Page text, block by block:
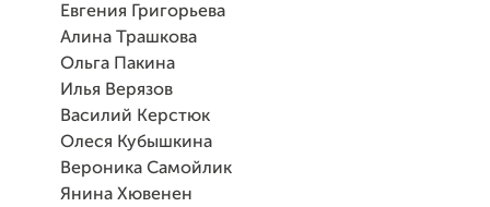
Евгения Григорьева
Алина Трашкова
Ольга Пакина
Илья Верязов
Василий Керстюк
Олеся Кубышкина
Вероника Самойлик
Янина Хювенен